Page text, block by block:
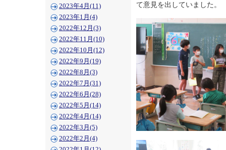
2023年4月(11)
2023年1月(4)
2022年12月(3)
2022年11月(10)
2022年10月(12)
2022年9月(19)
2022年8月(3)
2022年7月(31)
2022年6月(28)
2022年5月(14)
2022年4月(14)
2022年3月(5)
2022年2月(4)
て意見を出していました。